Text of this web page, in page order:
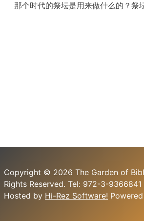
那个时代的祭坛是用来做什么的？祭
Copyright © 2026 The Garden of
Rights Reserved. Tel: 972-3-9366841
Hosted by Hi-Rez Software!